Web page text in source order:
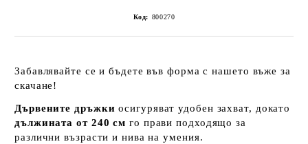
Код: 800270
Забавлявайте се и бъдете във форма с нашето въже за
скачане!
Дървените дръжки осигуряват удобен захват, докато
дължината от 240 см го прави подходящо за
различни възрасти и нива на умения.